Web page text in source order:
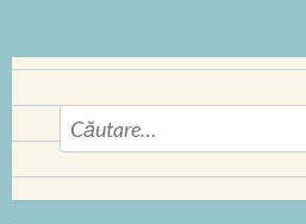
Caută
după: